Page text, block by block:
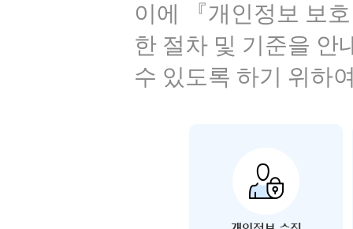
이에 『개인정보 보
한 절차 및 기준을 안
수 있도록 하기 위하